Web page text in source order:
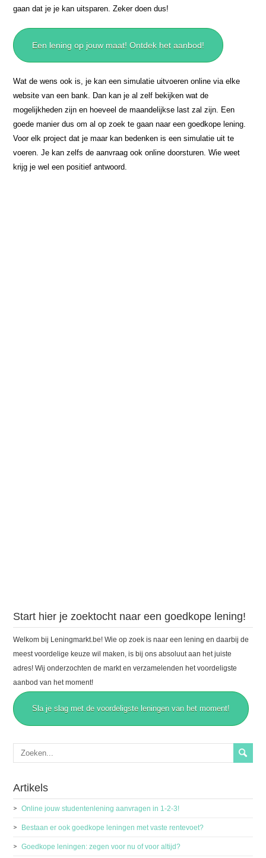
gaan dat je je kan uitsparen. Zeker doen dus!
Een lening op jouw maat! Ontdek het aanbod!
Wat de wens ook is, je kan een simulatie uitvoeren online via elke
website van een bank. Dan kan je al zelf bekijken wat de
mogelijkheden zijn en hoeveel de maandelijkse last zal zijn. Een
goede manier dus om al op zoek te gaan naar een goedkope lening.
Voor elk project dat je maar kan bedenken is een simulatie uit te
voeren. Je kan zelfs de aanvraag ook online doorsturen. Wie weet
krijg je wel een positief antwoord.
Start hier je zoektocht naar een goedkope lening!
Welkom bij Leningmarkt.be! Wie op zoek is naar een lening en daarbij de
meest voordelige keuze wil maken, is bij ons absoluut aan het juiste
adres! Wij onderzochten de markt en verzamelenden het voordeligste
aanbod van het moment!
Sla je slag met de voordeligste leningen van het moment!
Artikels
Online jouw studentenlening aanvragen in 1-2-3!
Bestaan er ook goedkope leningen met vaste rentevoet?
Goedkope leningen: zegen voor nu of voor altijd?